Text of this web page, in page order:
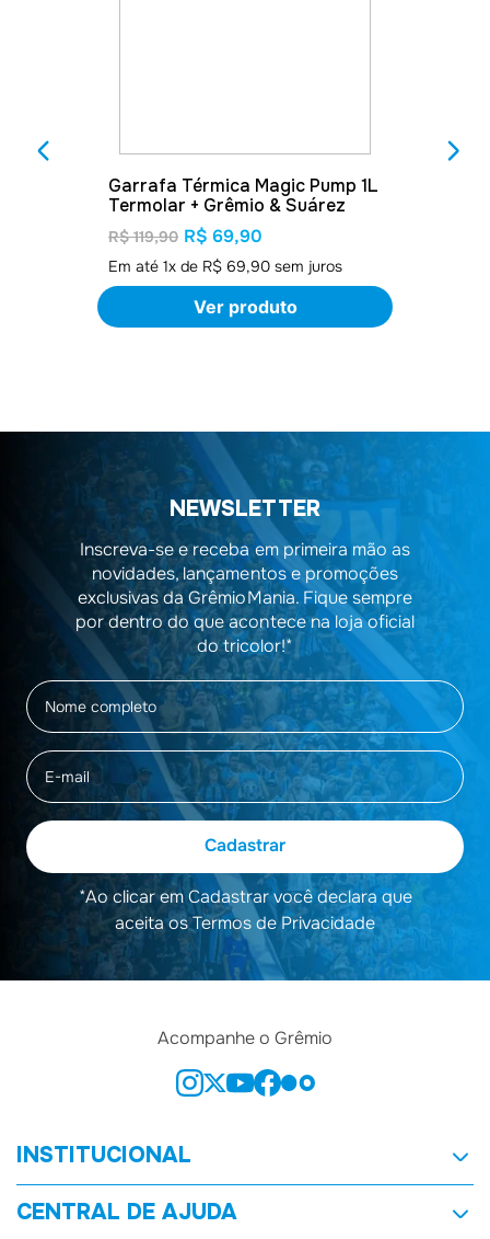
Garrafa Térmica Magic Pump 1L
Termolar + Grêmio & Suárez
R$ 119,90 R$ 69,90
Em até 1x de R$ 69,90 sem juros
Ver produto
NEWSLETTER
Inscreva-se e receba em primeira mão as
novidades, lançamentos e promoções
exclusivas da GrêmioMania. Fique sempre
por dentro do que acontece na loja oficial
do tricolor!*
Cadastrar
*Ao clicar em Cadastrar você declara que
aceita os Termos de Privacidade
Acompanhe o Grêmio
INSTITUCIONAL
Quem Somos
CENTRAL DE AJUDA